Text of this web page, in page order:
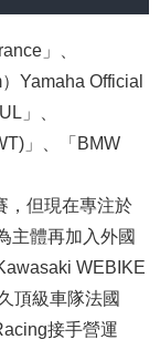
」、
Yamaha Official
」、
」、「BMW
，但現在專注於
主體再加入外國
WEBIKE
頂級車隊法國
接手營運